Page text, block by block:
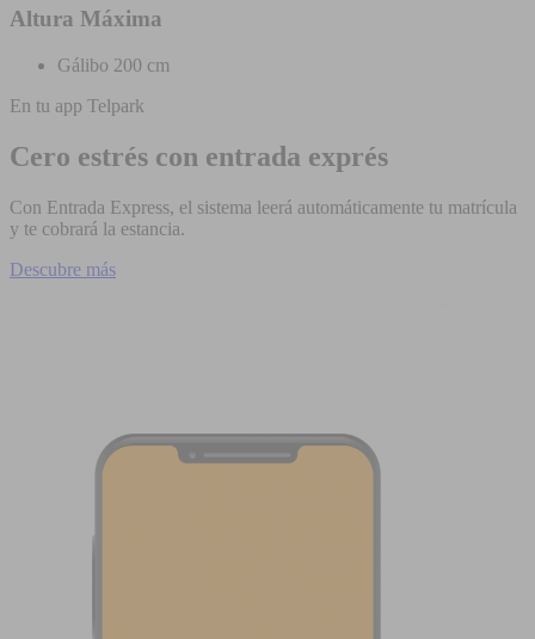
Altura Máxima
Gálibo 200 cm
En tu app Telpark
Cero estrés con entrada exprés
Con Entrada Express, el sistema leerá automáticamente tu matrícula
y te cobrará la estancia.
Descubre más